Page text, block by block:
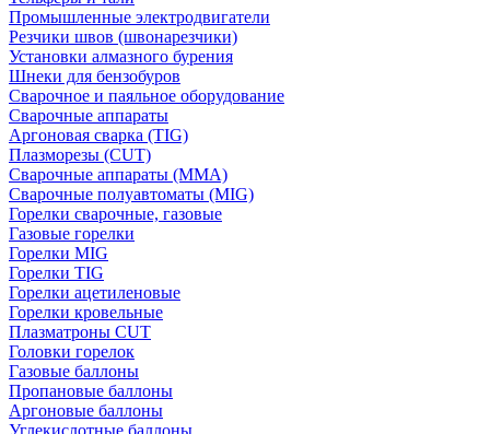
Промышленные электродвигатели
Резчики швов (швонарезчики)
Установки алмазного бурения
Шнеки для бензобуров
Сварочное и паяльное оборудование
Сварочные аппараты
Аргоновая сварка (TIG)
Плазморезы (CUT)
Сварочные аппараты (MMA)
Сварочные полуавтоматы (MIG)
Горелки сварочные, газовые
Газовые горелки
Горелки MIG
Горелки TIG
Горелки ацетиленовые
Горелки кровельные
Плазматроны CUT
Головки горелок
Газовые баллоны
Пропановые баллоны
Аргоновые баллоны
Углекислотные баллоны